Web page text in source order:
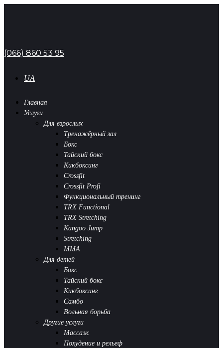
(066) 860 53 95
UA
Главная
Услуги
Для взрослых
Тренажёрный зал
Бокс
Тайский бокс
Кикбоксинг
Crossfit
Crossfit Profi
Функциональный тренинг
TRX Functional
TRX Stretching
Kangoo Jump
Stretching
MMA
Для детей
Бокс
Тайский бокс
Кикбоксинг
Самбо
Вольная борьба
Другие услуги
Массаж
Похудение и рельеф